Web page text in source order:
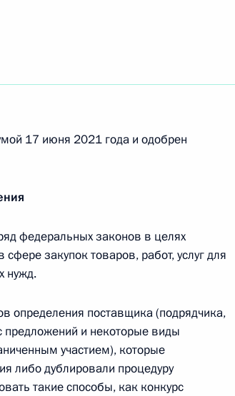
безопасности
17 июня 2021 года и одобрен
федеральных законов в целях
закупок товаров, работ, услуг для
нужд.
определения поставщика (подрядчика,
предложений и некоторые виды
участием), которые
либо дублировали процедуру
такие способы, как конкурс